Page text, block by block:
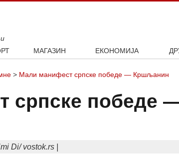
МАГАЗИН
Култура
Образовање
ЕКОНОМИЈА
Аутомобили
> Мали манифест српске победе — Кршљанин
српске победе
Di/ vostok.rs |